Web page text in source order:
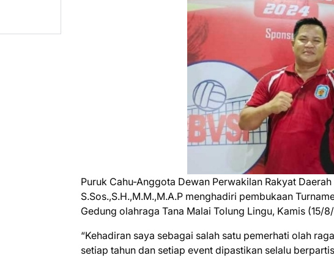
Puruk Cahu-Anggota Dewan Perwakilan Rakyat
S.Sos.,S.H.,M.M.,M.A.P menghadiri pembukaan
Gedung olahraga Tana Malai Tolung Lingu, Kamis (15/
“Kehadiran saya sebagai salah satu pemerhati olah
setiap tahun dan setiap event dipastikan selalu